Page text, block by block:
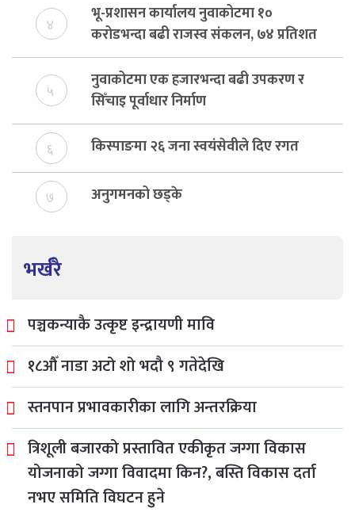
४
भू-प्रशासन कार्यालय नुवाकोटमा १०
करोडभन्दा बढी राजस्व संकलन, ७४ प्रतिशत
बेरुजु फर्छयौट
५
नुवाकोटमा एक हजारभन्दा बढी उपकरण र
सिँचाइ पूर्वाधार निर्माण
६ किस्पाङमा २६ जना स्वयंसेवीले दिए रगत
७ अनुगमनको छड्के
भर्खरै
पञ्चकन्याकै उत्कृष्ट इन्द्रायणी मावि
१८औँ नाडा अटो शो भदौ ९ गतेदेखि
स्तनपान प्रभावकारीका लागि अन्तरक्रिया
त्रिशूली बजारको प्रस्तावित एकीकृत जग्गा विकास
योजनाको जग्गा विवादमा किन?, बस्ति विकास दर्ता
नभए समिति विघटन हुने